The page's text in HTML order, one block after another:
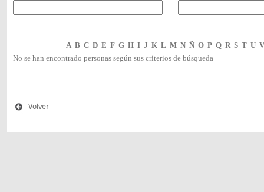
A B C D E F G H I J K L M N Ñ O P Q R S T U V
No se han encontrado personas según sus criterios de búsqueda
Volver